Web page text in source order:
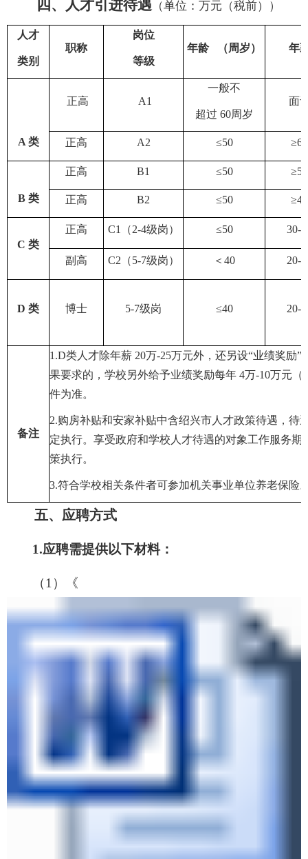
四 、人才引进待遇（单位：万元（税前））
人才
类别
职称
岗位
等级
年龄 （周岁） 年
A 类
正高 A1
一般不
超过 60周岁
面
正高 A2 ≤50 ≥65
B 类
正高 B1 ≤50 ≥55
正高 B2 ≤50 ≥45
C 类
正高 C1 （2-4级岗） ≤50 30-
副高 C2 （5-7级岗） ＜ 40 20-
D 类 博士 5-7级岗 ≤40 20-
备注
1.D类人才除年薪 20万-25万元外，还另设“业绩奖励”
果要求的，学校另外给予业绩奖励每年 4万-10万元（
件为准。
2.购房补贴和安家补贴中含绍兴市人才政策待遇，待
定执行。享受政府和学校人才待遇的对象工作服务
策执行。
3.符合学校相关条件者可参加机关事业单位养老保险
五、应聘方式
1.应聘需提供以下材料：
（1）《